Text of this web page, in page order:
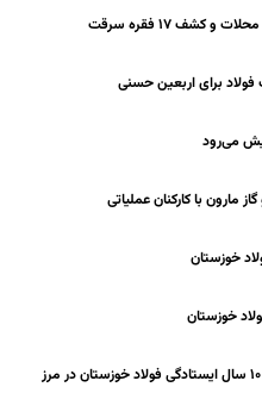
فولاد برای اربعین حسنی
می‌رود
با کارکنان عملیاتی
خوزستان
خوزستان
از چرخ‌دنده‌های صنعت تا مسیر عشق؛ ۱۰ سال ایستادگی فولاد خوزستان در مرز